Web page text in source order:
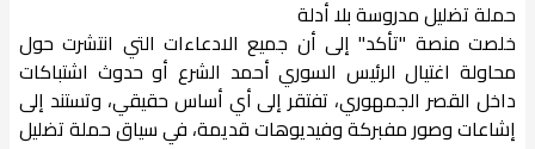
حملة تضليل مدروسة بلا أدلة
خلصت منصة "تأكد" إلى أن جميع الادعاءات التي انتشرت حول
محاولة اغتيال الرئيس السوري أحمد الشرع أو حدوث اشتباكات
داخل القصر الجمهوري، تفتقر إلى أي أساس حقيقي، وتستند إلى
إشاعات وصور مفبركة وفيديوهات قديمة، في سياق حملة تضليل